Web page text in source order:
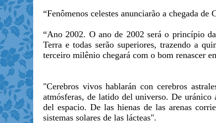
“Fenômenos celestes anunciarão a chegada de
“Ano 2002. O ano de 2002 será o princípio
Terra e todas serão superiores, trazendo a
terceiro milênio chegará com o bom renascer
"Cerebros vivos hablarán con cerebros
atmósferas, de latido del universo. De
del espacio. De las hienas de las arenas
sistemas solares de las lácteas".